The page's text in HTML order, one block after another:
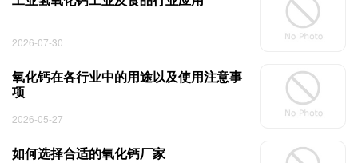
2026-07-30
氧化钙在各行业中的用途以及使用注意事
项
2026-05-27
如何选择合适的氧化钙厂家